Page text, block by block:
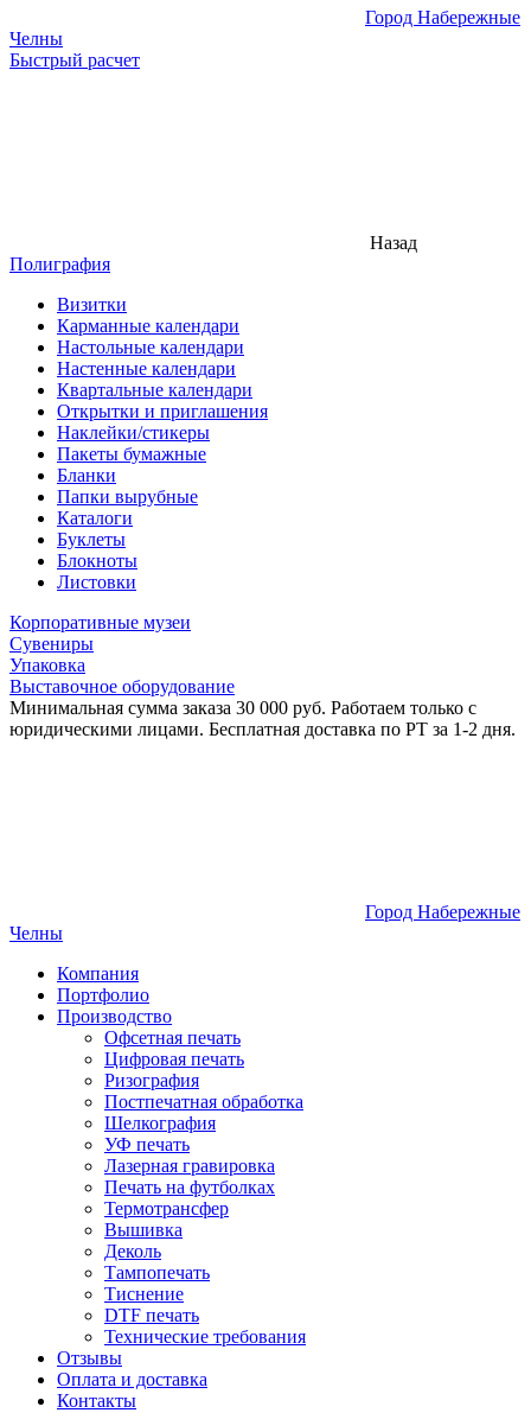
Город Набережные
Челны
Быстрый расчет
Назад
Полиграфия
Визитки
Карманные календари
Настольные календари
Настенные календари
Квартальные календари
Открытки и приглашения
Наклейки/стикеры
Пакеты бумажные
Бланки
Папки вырубные
Каталоги
Буклеты
Блокноты
Листовки
Корпоративные музеи
Сувениры
Упаковка
Выставочное оборудование
Минимальная сумма заказа 30 000 руб. Работаем только с
юридическими лицами. Бесплатная доставка по РТ за 1-2 дня.
Город Набережные
Челны
Компания
Портфолио
Производство
Офсетная печать
Цифровая печать
Ризография
Постпечатная обработка
Шелкография
УФ печать
Лазерная гравировка
Печать на футболках
Термотрансфер
Вышивка
Деколь
Тампопечать
Тиснение
DTF печать
Технические требования
Отзывы
Оплата и доставка
Контакты